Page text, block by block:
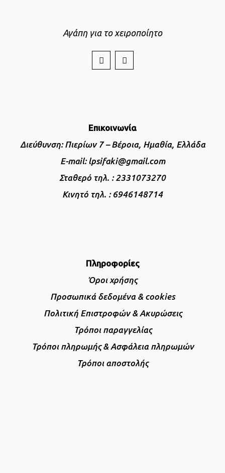
Αγάπη για το χειροποίητο
Επικοινωνία
Διεύθυνση: Πιερίων 7 – Βέροια, Ημαθία, Ελλάδα
E-mail: lpsifaki@gmail.com
Σταθερό τηλ. : 2331073270
Κινητό τηλ. : 6946148714
Πληροφορίες
Όροι χρήσης
Προσωπικά δεδομένα & cookies
Πολιτική Επιστροφών & Ακυρώσεις
Τρόποι παραγγελίας
Τρόποι πληρωμής & Ασφάλεια πληρωμών
Τρόποι αποστολής